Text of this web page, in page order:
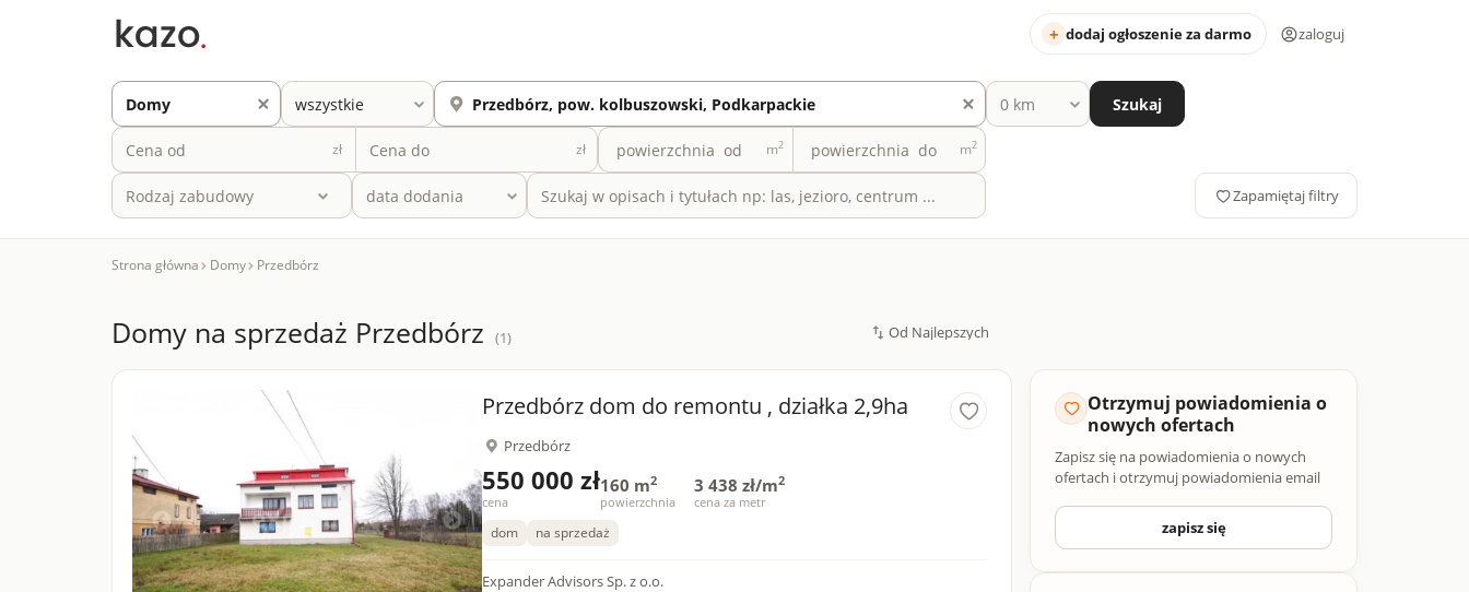
dodaj ogłoszenie za darmo zaloguj
Szukaj
zł zł m2 m2
Rodzaj zabudowy Zapamiętaj filtry
Strona główna Domy Przedbórz
Domy na sprzedaż Przedbórz (1)
Przedbórz dom do remontu , działka 2,9ha
Przedbórz
550 000 zł
cena
160 m2
powierzchnia
3 438 zł/m2
cena za metr
dom na sprzedaż
Expander Advisors Sp. z o.o.
Otrzymuj powiadomienia o
nowych ofertach
Zapisz się na powiadomienia o nowych
ofertach i otrzymuj powiadomienia email
zapisz się